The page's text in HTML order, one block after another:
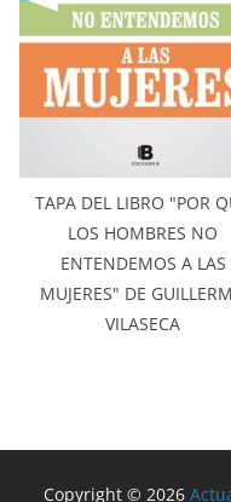
TAPA DEL LIBRO "POR
LOS HOMBRES NO
ENTENDEMOS A LAS
MUJERES" DE
VILASECA
Copyright © 2026